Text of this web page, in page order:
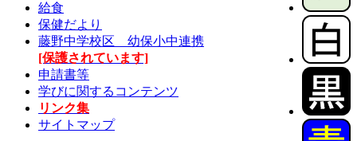
給食
保健だより
藤野中学校区 幼保小中連携
[保護されています]
申請書等
学びに関するコンテンツ
リンク集
サイトマップ